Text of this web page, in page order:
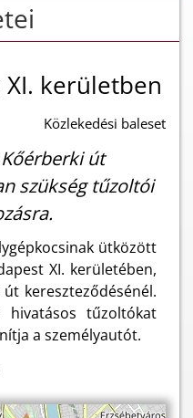
kerületben
Közlekedési baleset
út
szükség tűzoltói
ütközött
XI. kerületében,
kereszteződésénél.
tűzoltókat
a személyautót.